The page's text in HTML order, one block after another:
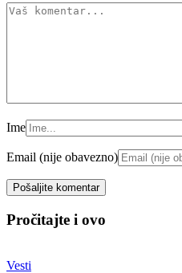
Ime
Email (nije obavezno)
Pročitajte i ovo
Vesti